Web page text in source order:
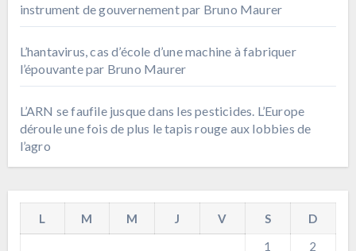
instrument de gouvernement par Bruno Maurer
L’hantavirus, cas d’école d’une machine à fabriquer
l’épouvante par Bruno Maurer
L’ARN se faufile jusque dans les pesticides. L’Europe
déroule une fois de plus le tapis rouge aux lobbies de
l’agro
L M M J V S
D
1
2